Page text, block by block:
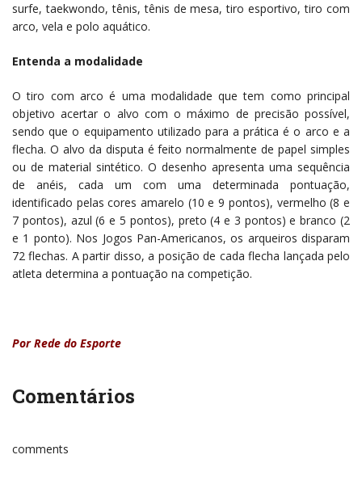
surfe, taekwondo, tênis, tênis de mesa, tiro esportivo, tiro com
arco, vela e polo aquático.
Entenda a modalidade
O tiro com arco é uma modalidade que tem como principal
objetivo acertar o alvo com o máximo de precisão possível,
sendo que o equipamento utilizado para a prática é o arco e a
flecha. O alvo da disputa é feito normalmente de papel simples
ou de material sintético. O desenho apresenta uma sequência
de anéis, cada um com uma determinada pontuação,
identificado pelas cores amarelo (10 e 9 pontos), vermelho (8 e
7 pontos), azul (6 e 5 pontos), preto (4 e 3 pontos) e branco (2
e 1 ponto). Nos Jogos Pan-Americanos, os arqueiros disparam
72 flechas. A partir disso, a posição de cada flecha lançada pelo
atleta determina a pontuação na competição.
Por Rede do Esporte
Comentários
comments